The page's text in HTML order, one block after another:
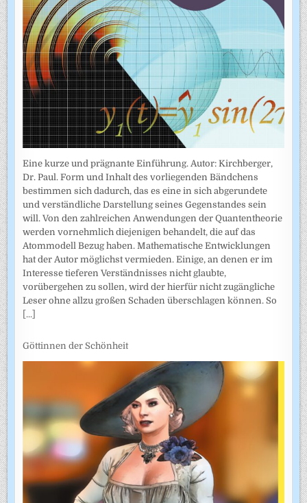
Eine kurze und prägnante Einführung. Autor: Kirchberger,
Dr. Paul. Form und Inhalt des vorliegenden Bändchens
bestimmen sich dadurch, das es eine in sich abgerundete
und verständliche Darstellung seines Gegenstandes sein
will. Von den zahlreichen Anwendungen der Quantentheorie
werden vornehmlich diejenigen behandelt, die auf das
Atommodell Bezug haben. Mathematische Entwicklungen
hat der Autor möglichst vermieden. Einige, an denen er im
Interesse tieferen Verständnisses nicht glaubte,
vorübergehen zu sollen, wird der hierfür nicht zugängliche
Leser ohne allzu großen Schaden überschlagen können. So
[...]
Göttinnen der Schönheit